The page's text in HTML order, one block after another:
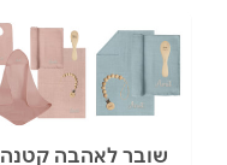
שובר לאהבה קטנה